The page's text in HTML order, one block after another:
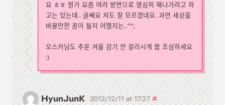
요 ㅎㅎ 뭔가 요즘 여러 방면으로 열심히 해나가려고 하
고는 있는데.. 글쎄요 저도 잘 모르겠네요. 과연 세상을
바꿀만한 꿈이 될지 어떨지는..^^;
오스카님도 추운 겨울 감기 안 걸리시게 몸 조심하세요
:)
HyunJunK 2012/12/11 at 17:27#